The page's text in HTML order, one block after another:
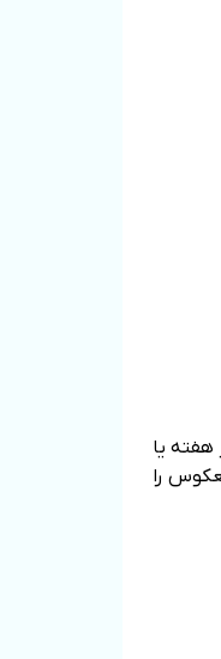
یا
باید شستشوی معکوس را